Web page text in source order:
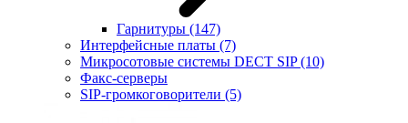
Гарнитуры (147)
Интерфейсные платы (7)
Микросотовые системы DECT SIP(10)
Факс-серверы
SIP-громкоговорители (5)